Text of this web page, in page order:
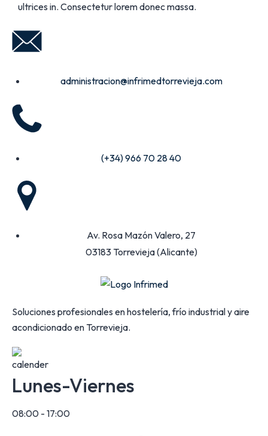
ultrices in. Consectetur lorem donec massa.
administracion@infrimedtorrevieja.com
(+34) 966 70 28 40
Av. Rosa Mazón Valero, 27
03183 Torrevieja (Alicante)
Soluciones profesionales en hostelería, frío industrial y aire
acondicionado en Torrevieja.
Lunes-Viernes
08:00 - 17:00